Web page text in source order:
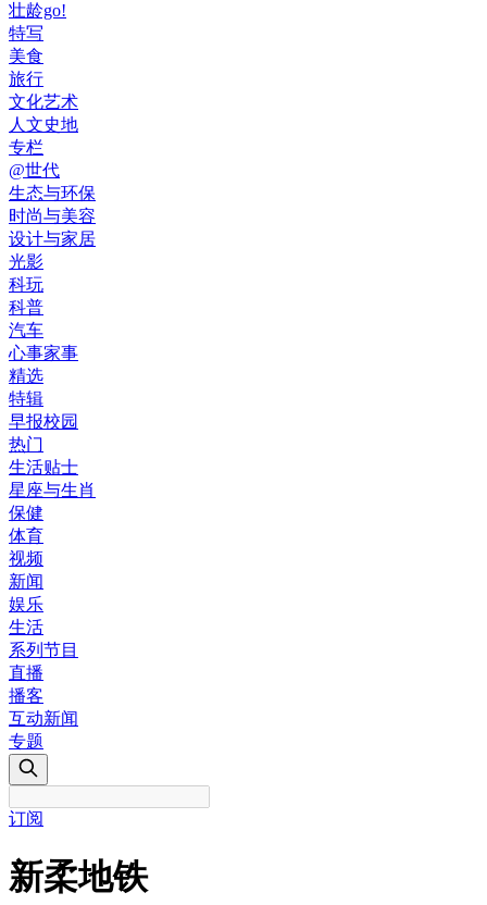
壮龄go!
特写
美食
旅行
文化艺术
人文史地
专栏
@世代
生态与环保
时尚与美容
设计与家居
光影
科玩
科普
汽车
心事家事
精选
特辑
早报校园
热门
生活贴士
星座与生肖
保健
体育
视频
新闻
娱乐
生活
系列节目
直播
播客
互动新闻
专题
订阅
新柔地铁